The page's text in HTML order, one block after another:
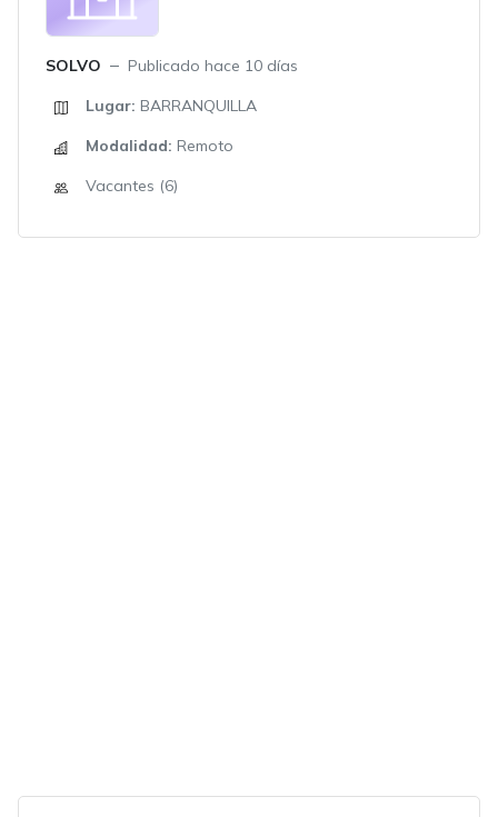
SOLVO
Publicado hace 10 días
Lugar: BARRANQUILLA
Modalidad: Remoto
Vacantes (6)